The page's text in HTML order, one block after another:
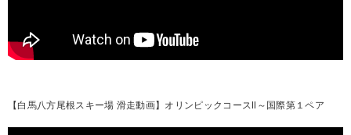
【白馬八方尾根スキー場 滑走動画】オリンピックコースⅡ～国際第１ペア